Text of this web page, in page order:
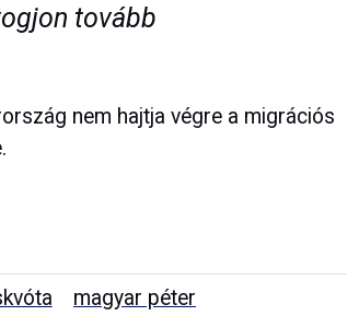
tovább
nem hajtja végre a migrációs
magyar péter